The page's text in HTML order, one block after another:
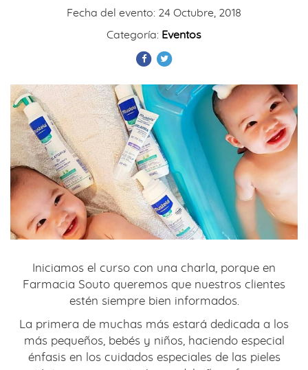
Fecha del evento: 24 Octubre, 2018
Categoría: Eventos
Iniciamos el curso con una charla, porque en
Farmacia Souto queremos que nuestros clientes
estén siempre bien informados.
La primera de muchas más estará dedicada a los
más pequeños, bebés y niños, haciendo especial
énfasis en los cuidados especiales de las pieles